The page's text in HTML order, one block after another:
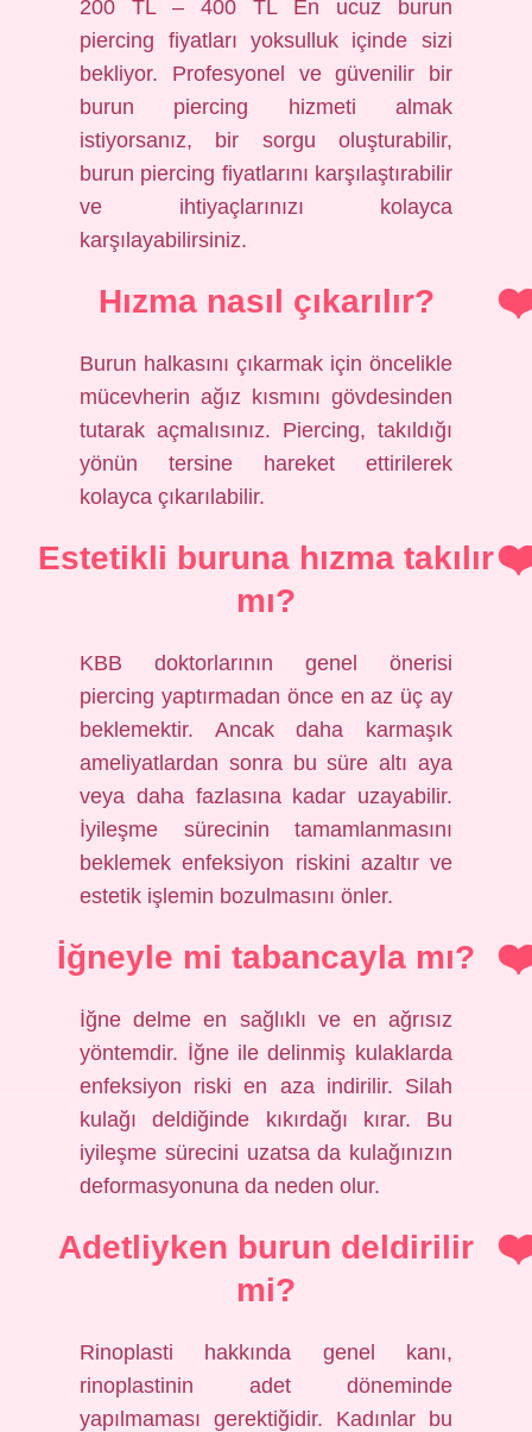
200 TL – 400 TL En ucuz burun
piercing fiyatları yoksulluk içinde sizi
bekliyor. Profesyonel ve güvenilir bir
burun piercing hizmeti almak
istiyorsanız, bir sorgu oluşturabilir,
burun piercing fiyatlarını karşılaştırabilir
ve ihtiyaçlarınızı kolayca
karşılayabilirsiniz.
Hızma nasıl çıkarılır?
Burun halkasını çıkarmak için öncelikle
mücevherin ağız kısmını gövdesinden
tutarak açmalısınız. Piercing, takıldığı
yönün tersine hareket ettirilerek
kolayca çıkarılabilir.
Estetikli buruna hızma takılır
mı?
KBB doktorlarının genel önerisi
piercing yaptırmadan önce en az üç ay
beklemektir. Ancak daha karmaşık
ameliyatlardan sonra bu süre altı aya
veya daha fazlasına kadar uzayabilir.
İyileşme sürecinin tamamlanmasını
beklemek enfeksiyon riskini azaltır ve
estetik işlemin bozulmasını önler.
İğneyle mi tabancayla mı?
İğne delme en sağlıklı ve en ağrısız
yöntemdir. İğne ile delinmiş kulaklarda
enfeksiyon riski en aza indirilir. Silah
kulağı deldiğinde kıkırdağı kırar. Bu
iyileşme sürecini uzatsa da kulağınızın
deformasyonuna da neden olur.
Adetliyken burun deldirilir
mi?
Rinoplasti hakkında genel kanı,
rinoplastinin adet döneminde
yapılmaması gerektiğidir. Kadınlar bu